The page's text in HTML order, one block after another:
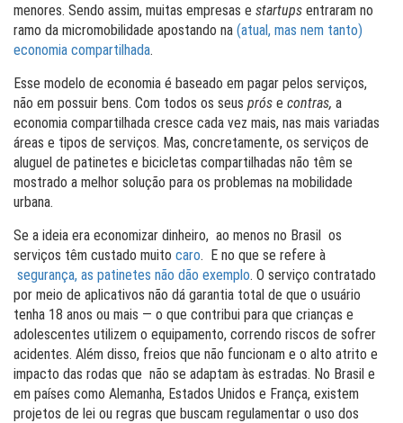
menores. Sendo assim, muitas empresas e startups entraram no
ramo da micromobilidade apostando na (atual, mas nem tanto)
economia compartilhada.
Esse modelo de economia é baseado em pagar pelos serviços,
não em possuir bens. Com todos os seus prós e contras, a
economia compartilhada cresce cada vez mais, nas mais variadas
áreas e tipos de serviços. Mas, concretamente, os serviços de
aluguel de patinetes e bicicletas compartilhadas não têm se
mostrado a melhor solução para os problemas na mobilidade
urbana.
Se a ideia era economizar dinheiro, ao menos no Brasil os
serviços têm custado muito caro. E no que se refere à
segurança, as patinetes não dão exemplo. O serviço contratado
por meio de aplicativos não dá garantia total de que o usuário
tenha 18 anos ou mais — o que contribui para que crianças e
adolescentes utilizem o equipamento, correndo riscos de sofrer
acidentes. Além disso, freios que não funcionam e o alto atrito e
impacto das rodas que não se adaptam às estradas. No Brasil e
em países como Alemanha, Estados Unidos e França, existem
projetos de lei ou regras que buscam regulamentar o uso dos